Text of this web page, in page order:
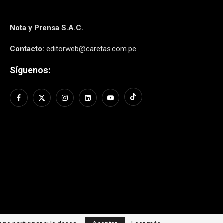
Nota y Prensa S.A.C.
Contacto: editorweb@caretas.com.pe
Síguenos: